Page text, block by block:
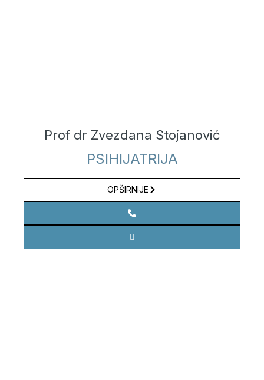
Prof dr Zvezdana Stojanović
PSIHIJATRIJA
OPŠIRNIJE